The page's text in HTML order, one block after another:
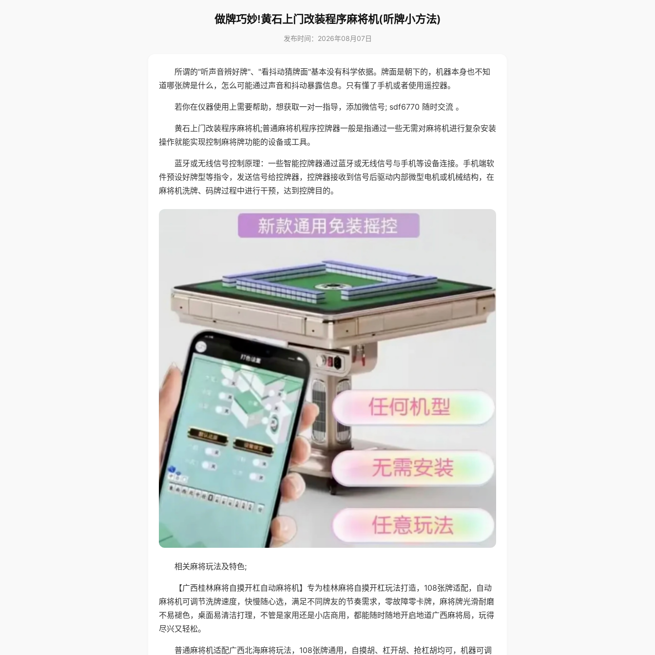
做牌巧妙!黄石上门改装程序麻将机(听牌小方法)
发布时间：2026年08月07日
所谓的"听声音辨好牌"、"看抖动猜牌面"基本没有科学依据。牌面是朝下的，机器本身也不知
道哪张牌是什么，怎么可能通过声音和抖动暴露信息。只有懂了手机或者使用遥控器。
若你在仪器使用上需要帮助，想获取一对一指导，添加微信号; sdf6770 随时交流 。
黄石上门改装程序麻将机;普通麻将机程序控牌器一般是指通过一些无需对麻将机进行复杂安装
操作就能实现控制麻将牌功能的设备或工具。
蓝牙或无线信号控制原理：一些智能控牌器通过蓝牙或无线信号与手机等设备连接。手机端软
件预设好牌型等指令，发送信号给控牌器，控牌器接收到信号后驱动内部微型电机或机械结构，在
麻将机洗牌、码牌过程中进行干预，达到控牌目的。
相关麻将玩法及特色;
【广西桂林麻将自摸开杠自动麻将机】专为桂林麻将自摸开杠玩法打造，108张牌适配，自动
麻将机可调节洗牌速度，快慢随心选，满足不同牌友的节奏需求，零故障零卡牌，麻将牌光滑耐磨
不易褪色，桌面易清洁打理，不管是家用还是小店商用，都能随时随地开启地道广西麻将局，玩得
尽兴又轻松。
普通麻将机适配广西北海麻将玩法，108张牌通用，自摸胡、杠开胡、抢杠胡均可，机器可调